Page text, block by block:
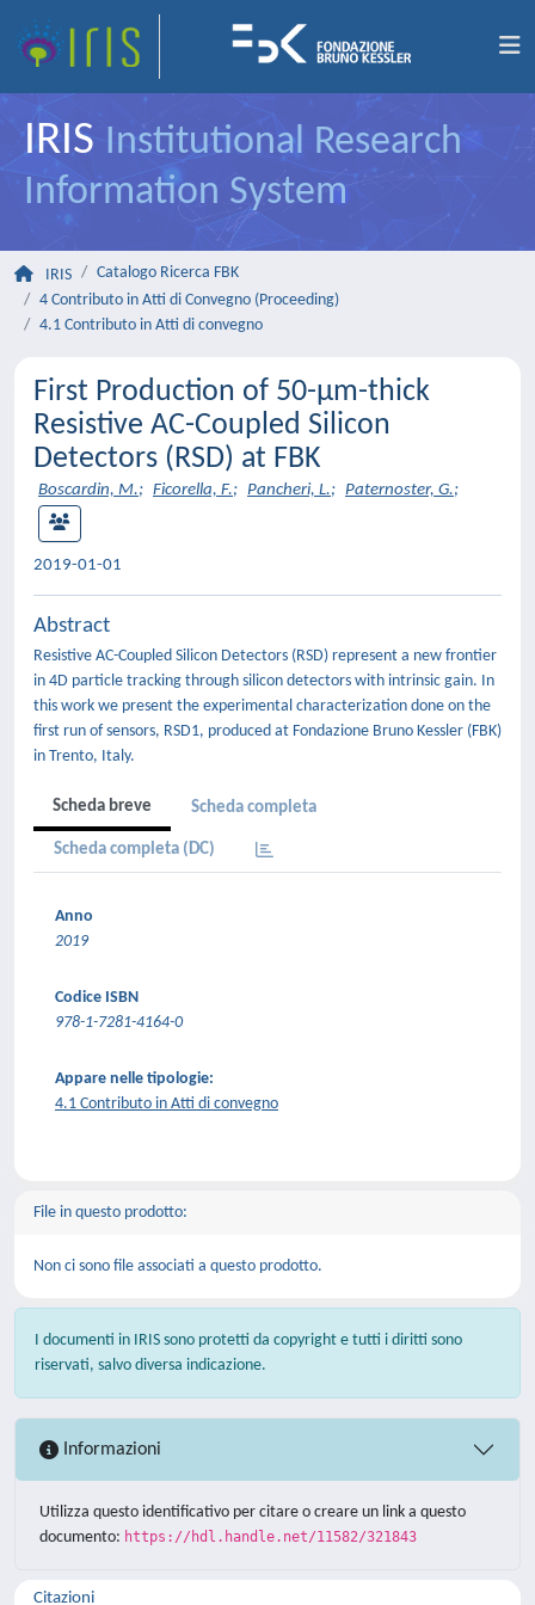
IRIS Institutional Research
Information System
IRIS
Catalogo Ricerca FBK
4 Contributo in Atti di Convegno (Proceeding)
4.1 Contributo in Atti di convegno
First Production of 50-µm-thick
Resistive AC-Coupled Silicon
Detectors (RSD) at FBK
Boscardin, M.; Ficorella, F.; Pancheri, L.; Paternoster, G.;
2019-01-01
Abstract
Resistive AC-Coupled Silicon Detectors (RSD) represent a new frontier
in 4D particle tracking through silicon detectors with intrinsic gain. In
this work we present the experimental characterization done on the
first run of sensors, RSD1, produced at Fondazione Bruno Kessler (FBK)
in Trento, Italy.
Scheda breve Scheda completa
Scheda completa (DC)
Anno
2019
Codice ISBN
978-1-7281-4164-0
Appare nelle tipologie:
4.1 Contributo in Atti di convegno
File in questo prodotto:
Non ci sono file associati a questo prodotto.
I documenti in IRIS sono protetti da copyright e tutti i diritti sono
riservati, salvo diversa indicazione.
Informazioni
Utilizza questo identificativo per citare o creare un link a questo
documento: https://hdl.handle.net/11582/321843
Citazioni